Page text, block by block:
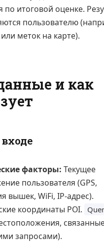
по итоговой оценке.
пользователю
меток на карте).
и как
факторы: Текущее
пользователя (GPS,
вышек, WiFi, IP-адрес).
координаты POI.
запросами).